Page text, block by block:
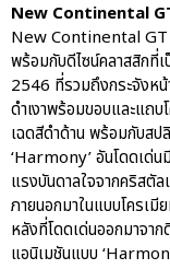
New Continental
New Continental GT
พร้อมกับดีไซน์คลาสสิกที่
2546 ที่รวมถึงกระจังห
ดำเงาพร้อมขอบและแถ
เฉดสีดำด้าน พร้อมกับสป
‘Harmony’ อันโดดเด่
แรงบันดาลใจจากคริสตัล
ภายนอกมาในแบบโครเมี
หลังที่โดดเด่นออกมาจา
แอนิเมชันแบบ